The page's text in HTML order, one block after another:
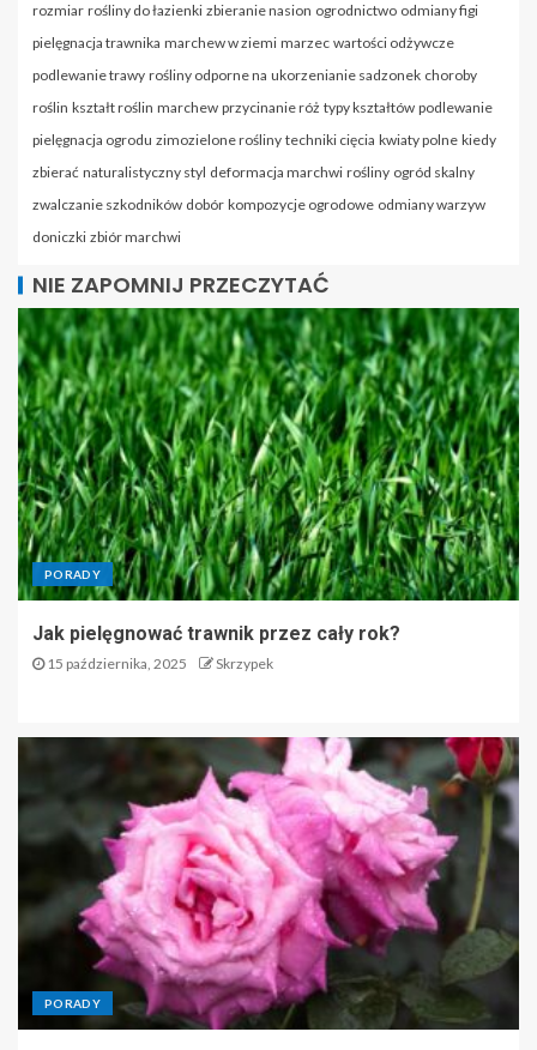
rozmiar rośliny do łazienki zbieranie nasion ogrodnictwo odmiany figi
pielęgnacja trawnika marchew w ziemi marzec wartości odżywcze
podlewanie trawy rośliny odporne na ukorzenianie sadzonek choroby
roślin kształt roślin marchew przycinanie róż typy kształtów podlewanie
pielęgnacja ogrodu zimozielone rośliny techniki cięcia kwiaty polne kiedy
zbierać naturalistyczny styl deformacja marchwi rośliny ogród skalny
zwalczanie szkodników dobór kompozycje ogrodowe odmiany warzyw
doniczki zbiór marchwi
NIE ZAPOMNIJ PRZECZYTAĆ
PORADY
Jak pielęgnować trawnik przez cały rok?
15 października, 2025 Skrzypek
PORADY